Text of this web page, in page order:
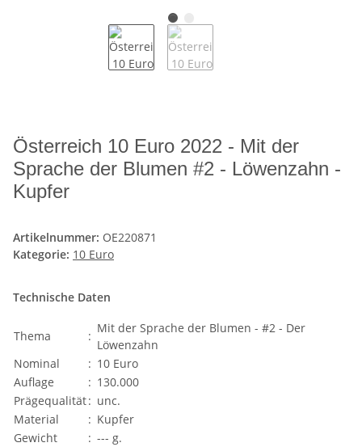
Österreich 10 Euro 2022 - Mit der
Sprache der Blumen #2 - Löwenzahn -
Kupfer
Artikelnummer: OE220871
Kategorie: 10 Euro
Technische Daten
Thema :
Mit der Sprache der Blumen - #2 - Der
Löwenzahn
Nominal
: 10 Euro
Auflage
: 130.000
Prägequalität: unc.
Material
: Kupfer
Gewicht
: --- g.